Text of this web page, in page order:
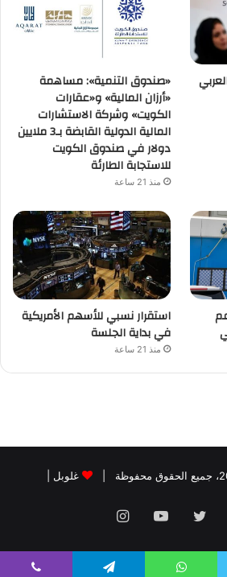
«صندوق التنمية»: مساهمة
«أرزان المالية» و«عقارات
الكويت» وشركة الاستشارات
المالية الدولية القابضة بـ3 ملايين
دولار في صندوق الكويت
للاستجابة الطارئة
منذ 21 ساعة
استقرار نسبي للأسهم الأمريكية
في بداية الجلسة
منذ 21 ساعة
غلوبل
فيسبوك تويتر يوتيوب